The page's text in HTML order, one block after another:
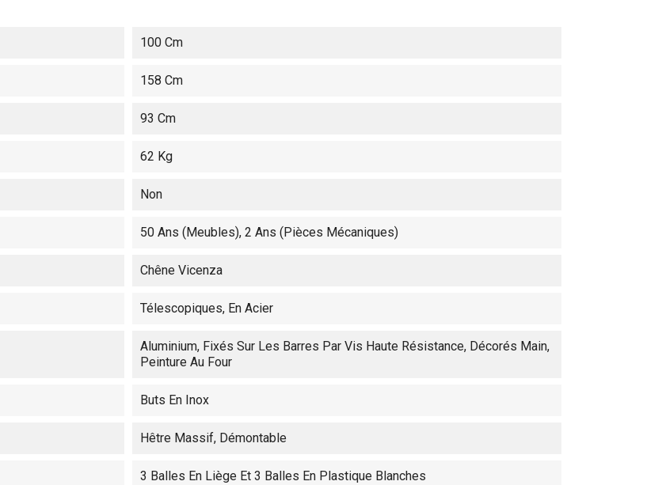
100 Cm
158 Cm
93 Cm
62 Kg
Non
50 Ans (meubles), 2 Ans (pièces Mécaniques)
Chêne Vicenza
Télescopiques, En Acier
Aluminium, Fixés Sur Les Barres Par Vis Haute Résistance, Décorés Main,
Peinture Au Four
Buts En Inox
Hêtre Massif, Démontable
3 Balles En Liège Et 3 Balles En Plastique Blanches